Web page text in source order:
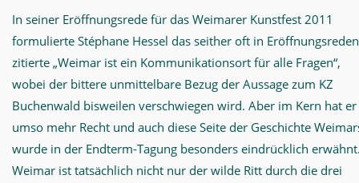
In seiner Eröffnungsrede für das Weimarer Kunstfest 2011
formulierte Stéphane Hessel das seither oft in Eröffnungsreden
zitierte „Weimar ist ein Kommunikationsort für alle Fragen“,
wobei der bittere unmittelbare Bezug der Aussage zum KZ
Buchenwald bisweilen verschwiegen wird. Aber im Kern hat er
umso mehr Recht und auch diese Seite der Geschichte
wurde in der Endterm-Tagung besonders eindrücklich
Weimar ist tatsächlich nicht nur der wilde Ritt durch die drei